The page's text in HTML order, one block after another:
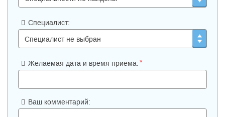
Специалист:
Желаемая дата и время приема:*
Ваш комментарий: